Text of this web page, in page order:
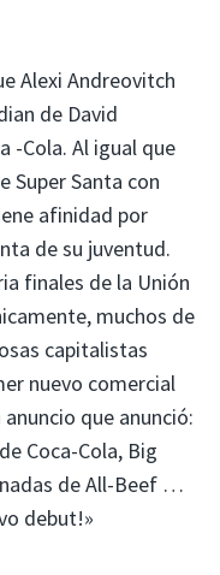
Alexi Andreovitch
de David
-Cola. Al igual que
Super Santa con
afinidad por
de su juventud.
finales de la Unión
muchos de
capitalistas
nuevo comercial
anuncio que anunció:
Coca-Cola, Big
de All-Beef …
debut!»